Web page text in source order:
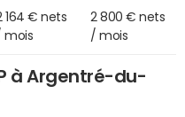
164 € nets
mois
2 800 € nets
/ mois
à Argentré-du-